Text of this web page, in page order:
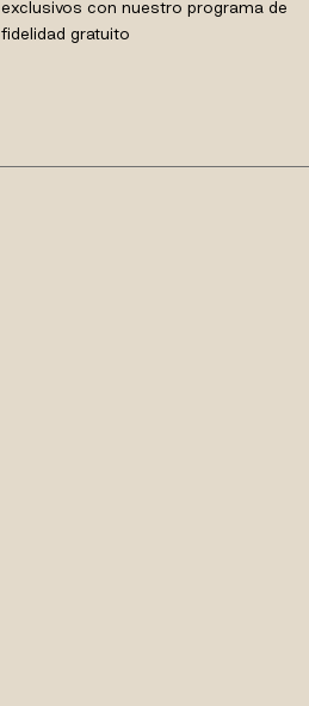
exclusivos con nuestro programa de
fidelidad gratuito